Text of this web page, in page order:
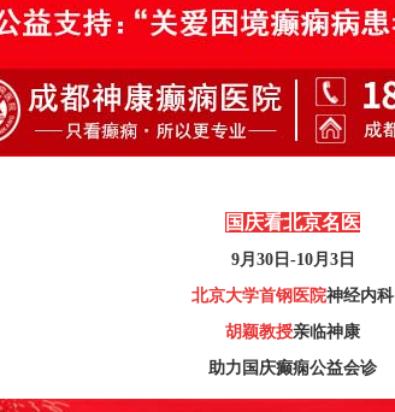
国庆看北京名医
9月30日-10月3日
北京大学首钢医院神经内科
胡颖教授亲临神康
助力国庆癫痫公益会诊